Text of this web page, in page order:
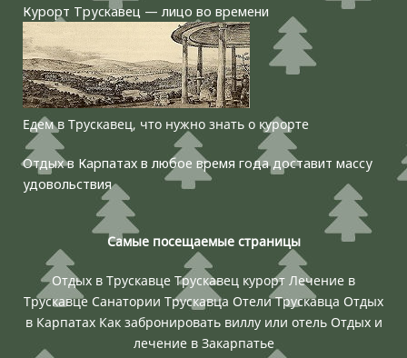
Курорт Трускавец — лицо во времени
Едем в Трускавец, что нужно знать о курорте
Отдых в Карпатах в любое время года доставит массу
удовольствия
Самые посещаемые страницы
Отдых в Трускавце Трускавец курорт Лечение в
Трускавце Санатории Трускавца Отели Трускавца Отдых
в Карпатах Как забронировать виллу или отель Отдых и
лечение в Закарпатье